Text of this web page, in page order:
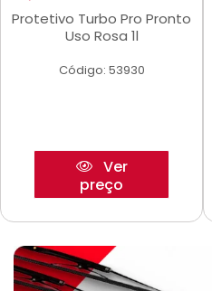
Protetivo Turbo Pro Pronto
Uso Rosa 1l
Código: 53930
Ver
preço